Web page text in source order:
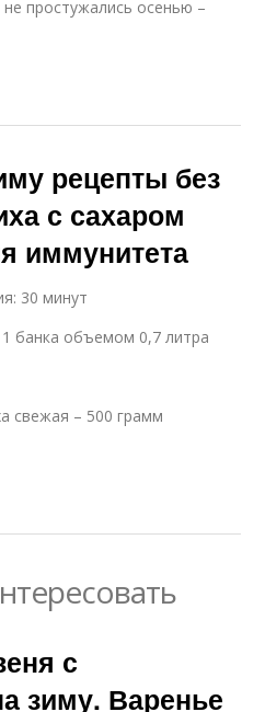
простужались осенью –
рецепты без
с сахаром
иммунитета
30 минут
банка объемом 0,7 литра
свежая – 500 грамм
с
зиму. Варенье